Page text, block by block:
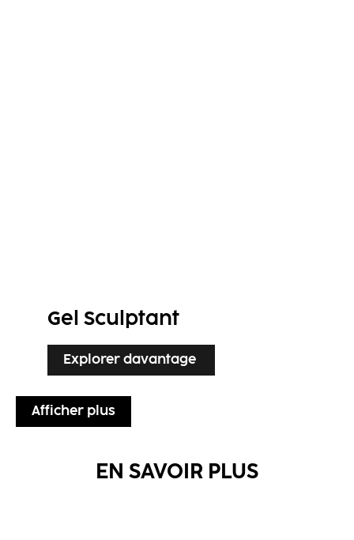
Gel Sculptant
Explorer davantage
Afficher plus
EN SAVOIR PLUS